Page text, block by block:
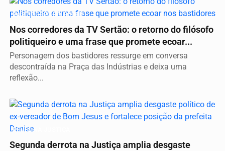
BASTIDORES DO PODER
Nos corredores da TV Sertão: o retorno do filósofo
politiqueiro e uma frase que promete ecoar...
Personagem dos bastidores ressurge em conversa
descontraída na Praça das Indústrias e deixa uma
reflexão...
REVÉS NA JUSTIÇA
Segunda derrota na Justiça amplia desgaste